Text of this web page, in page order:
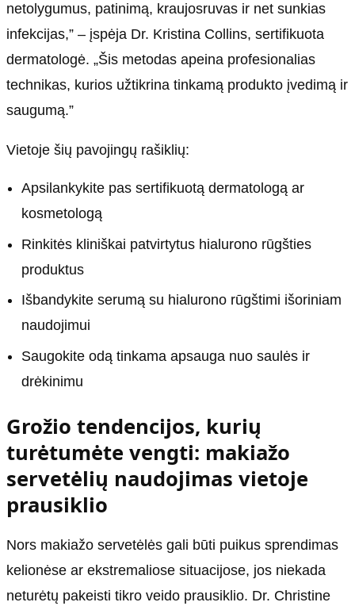
netolygumus, patinimą, kraujosruvas ir net sunkias
infekcijas,” – įspėja Dr. Kristina Collins, sertifikuota
dermatologė. „Šis metodas apeina profesionalias
technikas, kurios užtikrina tinkamą produkto įvedimą ir
saugumą.”
Vietoje šių pavojingų rašiklių:
Apsilankykite pas sertifikuotą dermatologą ar
kosmetologą
Rinkitės kliniškai patvirtytus hialurono rūgšties
produktus
Išbandykite serumą su hialurono rūgštimi išoriniam
naudojimui
Saugokite odą tinkama apsauga nuo saulės ir
drėkinimu
Grožio tendencijos, kurių
turėtumėte vengti: makiažo
servetėlių naudojimas vietoje
prausiklio
Nors makiažo servetėlės gali būti puikus sprendimas
kelionėse ar ekstremaliose situacijose, jos niekada
neturėtų pakeisti tikro veido prausiklio. Dr. Christine